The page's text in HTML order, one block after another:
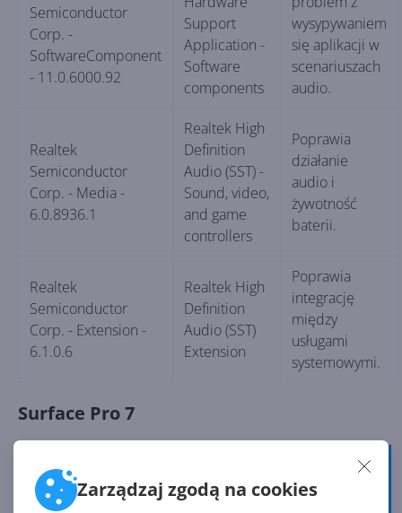
Zarządzaj zgodą na cookies
Semiconductor
Corp. -
SoftwareComponent
- 11.0.6000.92
Support
Application -
Software
components
wysypywaniem
się aplikacji w
scenariuszach
audio.
Realtek
Semiconductor
Corp. - Media -
6.0.8936.1
Realtek High
Definition
Audio (SST) -
Sound, video,
and game
controllers
Poprawia
działanie
audio i
żywotność
baterii.
Realtek
Semiconductor
Corp. - Extension -
6.1.0.6
Realtek High
Definition
Audio (SST)
Extension
Poprawia
integrację
między
usługami
systemowymi.
Surface Pro 7
Nazwa w
Windows Update
Menedżerze
Lista zmian